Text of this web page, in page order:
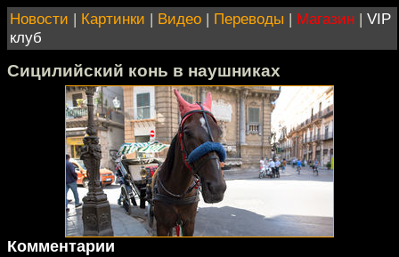
Новости | Картинки | Видео | Переводы | Магазин | VIP
клуб
Сицилийский конь в наушниках
Комментарии